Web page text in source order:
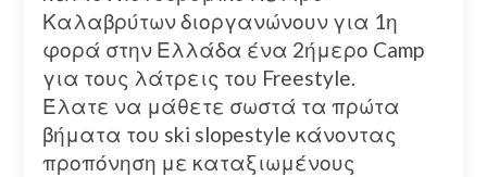
Καλαβρύτων διοργανώνουν για 1η
φορά στην Ελλάδα ένα 2ήμερο Camp
για τους λάτρεις του Freestyle.
Έλατε να μάθετε σωστά τα πρώτα
βήματα του ski slopestyle κάνοντας
προπόνηση με καταξιωμένους